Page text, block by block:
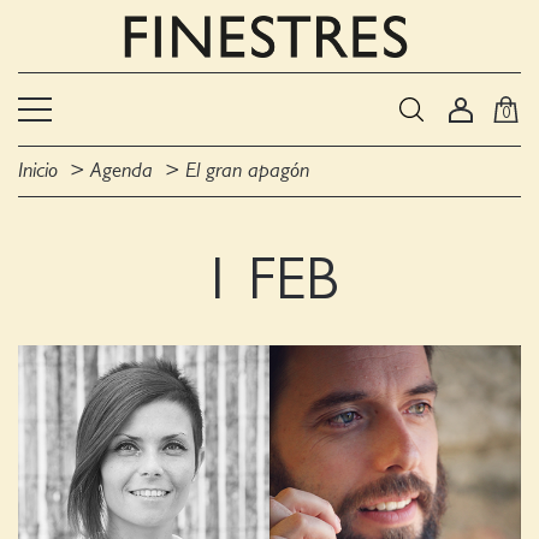
0
Inicio Agenda El gran apagón
1 FEB